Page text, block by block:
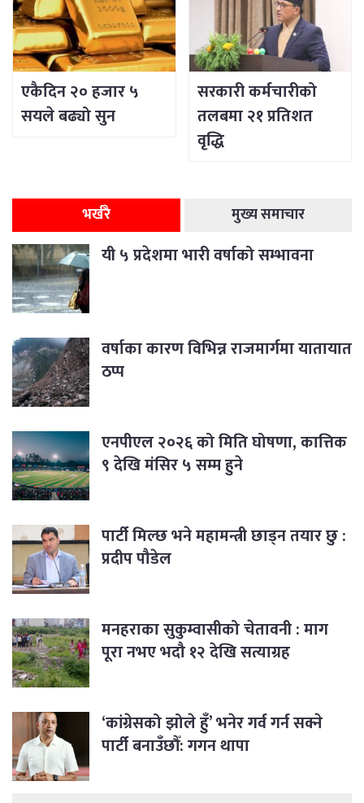
एकैदिन २० हजार ५
सयले बढ्यो सुन
सरकारी कर्मचारीको
तलबमा २१ प्रतिशत
वृद्धि
भर्खरै मुख्य समाचार
यी ५ प्रदेशमा भारी वर्षाको सम्भावना
वर्षाका कारण विभिन्न राजमार्गमा यातायात
ठप्प
एनपीएल २०२६ को मिति घोषणा, कात्तिक
९ देखि मंसिर ५ सम्म हुने
पार्टी मिल्छ भने महामन्त्री छाड्न तयार छु :
प्रदीप पौडेल
मनहराका सुकुम्वासीको चेतावनी : माग
पूरा नभए भदौ १२ देखि सत्याग्रह
‘कांग्रेसको झोले हुँ’ भनेर गर्व गर्न सक्ने
पार्टी बनाउँछौँ: गगन थापा